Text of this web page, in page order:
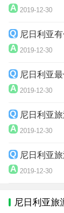
2019-12-30
尼日利亚
2019-12-30
尼日利亚
2019-12-30
尼日利亚
2019-12-30
尼日利亚
2019-12-30
尼日利亚旅